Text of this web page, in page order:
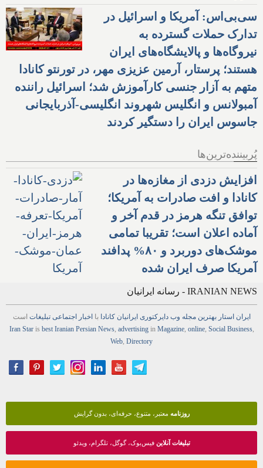
سی‌بی‌اس: آمریکا و اسرائیل در
تدارک حملات گسترده به
نیروگاه‌ها و پالایشگاه‌های ایران
هستند؛ پرستار، آرمین عزیزی مهر، در تورنتو کانادا
متهم به آزار جنسی کارآموزش شد؛ اسرائیل راننده
آمبولانس و انگلیس شهروند انگلیسی-آذربایجانی
جاسوس ایران را دستگیر کردند
پُربیننده‌ترین‌ها
افزایش دزدی از مغازه‌ها در
کانادا و افت صادرات به آمریکا؛
توافق تنگه هرمز در قدم آخر و
آماده اعلان است؛ تقریبا تمامی
موشک‌های دوربرد و ۸۰% پدافند
آمریکا صرف ایران شده
IRANIAN NEWS - رسانه ایرانیان
ایران استار بهترین مجله وب دایرکتوری ایرانیان کانادا با اخبار اجتماعی تبلیغات است
Iran Staris best Iranian Persian News, advertisingin Magazine, online, Social Business,
Web, Directory
روزنامه معتبر، متنوع، حرفه‌ای، بدون گرایش
تبلیغات آنلاینفیس‌بوک، گوگل، تلگرام، ویدئو